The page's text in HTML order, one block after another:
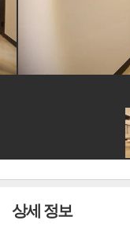
상세 정보